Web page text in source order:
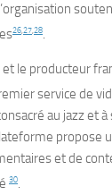
262728.
et le producteur
service de
au jazz et
propose
et de
30.